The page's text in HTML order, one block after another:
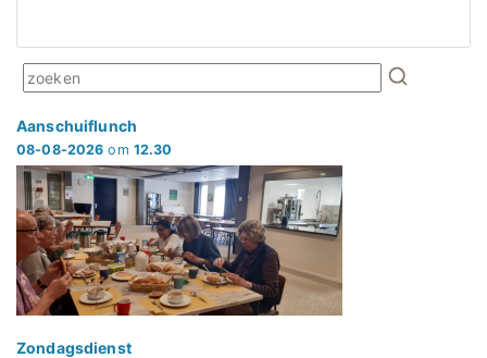
Aanschuiflunch
08-08-2026 om 12.30
Zondagsdienst